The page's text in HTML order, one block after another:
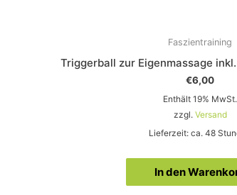
Faszientraining
Triggerball zur Eigenmassage
€6,00
Enthält 19% MwSt.
zzgl. Versand
Lieferzeit: ca. 48
In den